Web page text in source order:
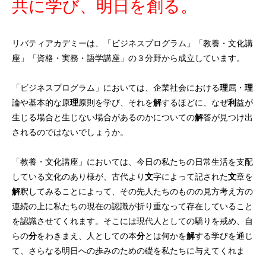
共に学び、明日を創る。
リバティアカデミーは、「ビジネスプログラム」「教養・文化講
座」「資格・実務・語学講座」の３分野から成立しています。
「ビジネスプログラム」においては、企業社会における理屈・ 理
論や基本的な原理原則を学び、それを解するほどに、なぜ利 益が
生じる場合と生じない場合があるのかについての解答が見つけ出
されるのではないでしょうか。
「教養・文化講座」においては、今日の私たちの日常生活を支配
している文化のあり様が、古代より 文字によって記された文章を
解釈してみることによって、その先人たちのものの見方考え方の
連続の上に私たちの現在の認識が折り重なって存在していること
を認識させてくれます。そこには現代人としての驕りを戒め、自
らの分をわきまえ、人としての本分とは何かを解する学びを通じ
て、さらなる明日への歩みのための礎を私たちに与えてくれま